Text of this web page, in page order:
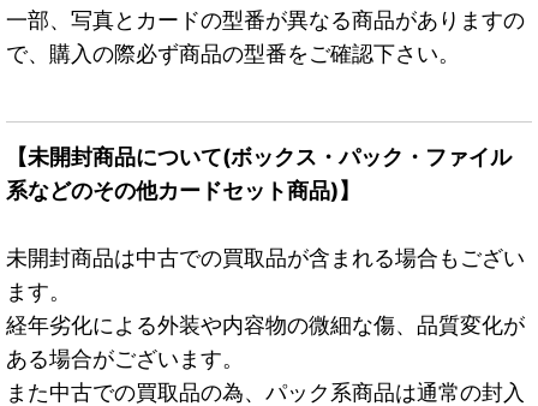
一部、写真とカードの型番が異なる商品がありますの
で、購入の際必ず商品の型番をご確認下さい。
【未開封商品について(ボックス・パック・ファイル
系などのその他カードセット商品)】
未開封商品は中古での買取品が含まれる場合もござい
ます。
経年劣化による外装や内容物の微細な傷、品質変化が
ある場合がございます。
また中古での買取品の為、パック系商品は通常の封入